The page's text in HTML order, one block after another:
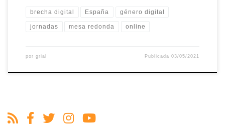
brecha digital España género digital
jornadas mesa redonda online
por grial Publicada03/05/2021